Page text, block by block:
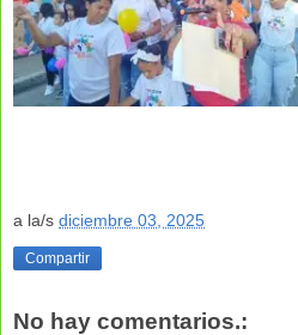
a la/s diciembre 03, 2025
Compartir
No hay comentarios.: